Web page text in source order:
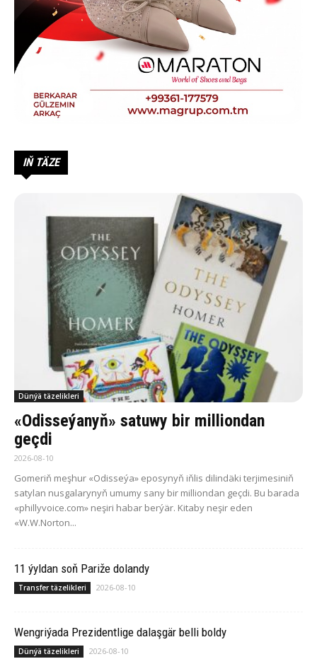
IŇ TÄZE
Dünýä täzelikleri
«Odisseýanyň» satuwy bir milliondan
geçdi
2026-08-10
Gomeriň meşhur «Odisseýa» eposynyň iňlis dilindäki terjimesiniň
satylan nusgalarynyň umumy sany bir milliondan geçdi. Bu barada
«phillyvoice.com» neşiri habar berýär. Kitaby neşir eden
«W.W.Norton...
11 ýyldan soň Pariže dolandy
Transfer täzelikleri 2026-08-10
Wengriýada Prezidentlige dalaşgär belli boldy
Dünýä täzelikleri 2026-08-10